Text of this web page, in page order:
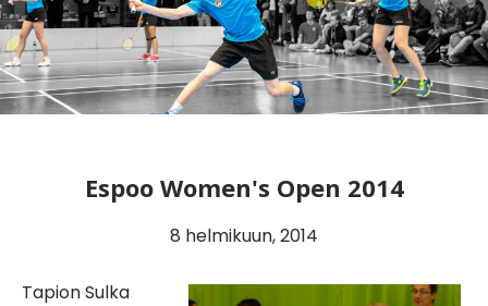
Espoo Women's Open 2014
8 helmikuun, 2014
Tapion Sulka